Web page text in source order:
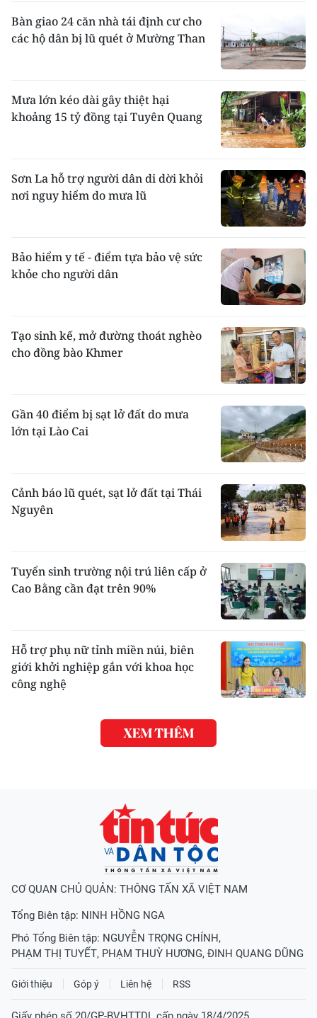
Bàn giao 24 căn nhà tái định cư cho
các hộ dân bị lũ quét ở Mường Than
Mưa lớn kéo dài gây thiệt hại
khoảng 15 tỷ đồng tại Tuyên Quang
Sơn La hỗ trợ người dân di dời khỏi
nơi nguy hiểm do mưa lũ
Bảo hiểm y tế - điểm tựa bảo vệ sức
khỏe cho người dân
Tạo sinh kế, mở đường thoát nghèo
cho đồng bào Khmer
Gần 40 điểm bị sạt lở đất do mưa
lớn tại Lào Cai
Cảnh báo lũ quét, sạt lở đất tại Thái
Nguyên
Tuyển sinh trường nội trú liên cấp ở
Cao Bằng cần đạt trên 90%
Hỗ trợ phụ nữ tỉnh miền núi, biên
giới khởi nghiệp gắn với khoa học
công nghệ
XEM THÊM
CƠ QUAN CHỦ QUẢN: THÔNG TẤN XÃ VIỆT NAM
Tổng Biên tập: NINH HỒNG NGA
Phó Tổng Biên tập: NGUYỄN TRỌNG CHÍNH ,
PHẠM THỊ TUYẾT, PHẠM THUỲ HƯƠNG, ĐINH QUANG DŨNG
Giới thiệu Góp ý Liên hệ RSS